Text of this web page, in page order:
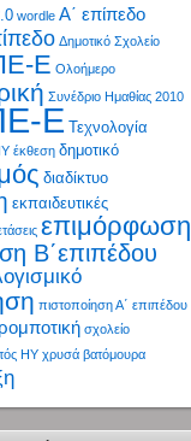
wordle Α΄ επίπεδο
Δημοτικό Σχολείο
Ε Ολοήμερο
Συνέδριο Ημαθίας 2010
Ε Τεχνολογία
έκθεση δημοτικό
διαδίκτυο
εκπαιδευτικές
επιμόρφωση
Β΄επιπέδου
πιστοποίηση Α΄ επιπέδου
ρομποτική σχολείο
ΗΥ χρυσά βατόμουρα